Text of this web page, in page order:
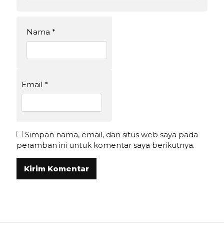
Nama *
Email *
Simpan nama, email, dan situs web saya pada
peramban ini untuk komentar saya berikutnya.